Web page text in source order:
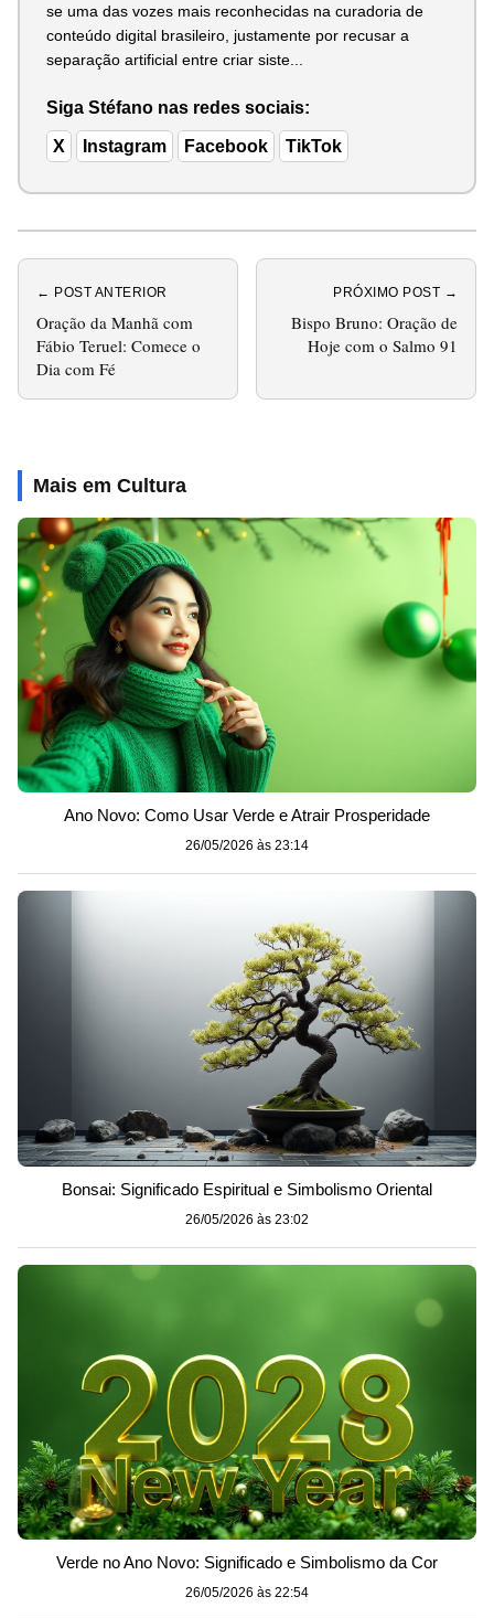
se uma das vozes mais reconhecidas na curadoria de
conteúdo digital brasileiro, justamente por recusar a
separação artificial entre criar siste...
Siga Stéfano nas redes sociais:
X Instagram Facebook TikTok
← POST ANTERIOR
Oração da Manhã com
Fábio Teruel: Comece o
Dia com Fé
PRÓXIMO POST →
Bispo Bruno: Oração de
Hoje com o Salmo 91
Mais em Cultura
Ano Novo: Como Usar Verde e Atrair Prosperidade
26/05/2026 às 23:14
Bonsai: Significado Espiritual e Simbolismo Oriental
26/05/2026 às 23:02
Verde no Ano Novo: Significado e Simbolismo da Cor
26/05/2026 às 22:54